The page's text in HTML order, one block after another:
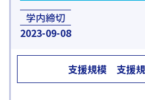
学内締切
2023 09-08
支援規模 支援